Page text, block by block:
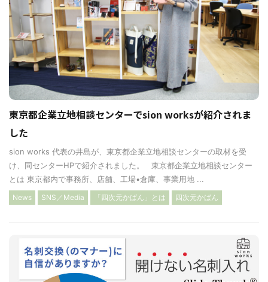
東京都企業立地相談センターでsion worksが紹介されま
した
sion works 代表の井島が、東京都企業立地相談センターの取材を受
け、同センターHPで紹介されました。 東京都企業立地相談センター
とは 東京都内で事務所、店舗、工場•倉庫、事業用地 ...
News SNS／Media 「四次元かばん」とは 四次元かばん